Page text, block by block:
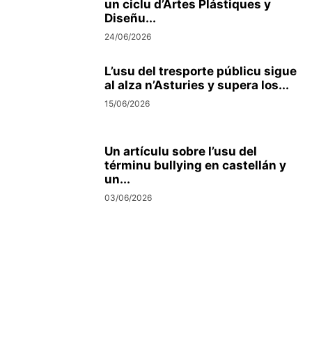
un ciclu d’Artes Plástiques y
Diseñu...
24/06/2026
L’usu del tresporte públicu sigue
al alza n’Asturies y supera los...
15/06/2026
Un artículu sobre l’usu del
términu bullying en castellán y
un...
03/06/2026